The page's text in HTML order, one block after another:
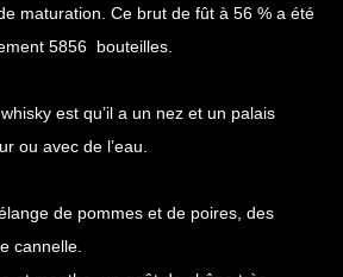
maturation. Ce brut de fût à 56 % a été
5856 bouteilles.
est qu’il a un nez et un palais
ou avec de l’eau.
de pommes et de poires, des
cannelle.